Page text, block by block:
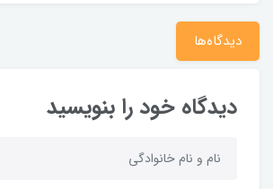
دیدگاه‌ها
دیدگاه خود را بنویسید